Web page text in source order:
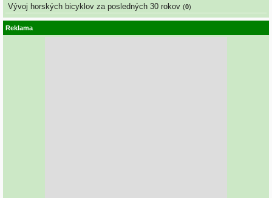
Vývoj horských bicyklov za posledných 30 rokov (0)
Reklama